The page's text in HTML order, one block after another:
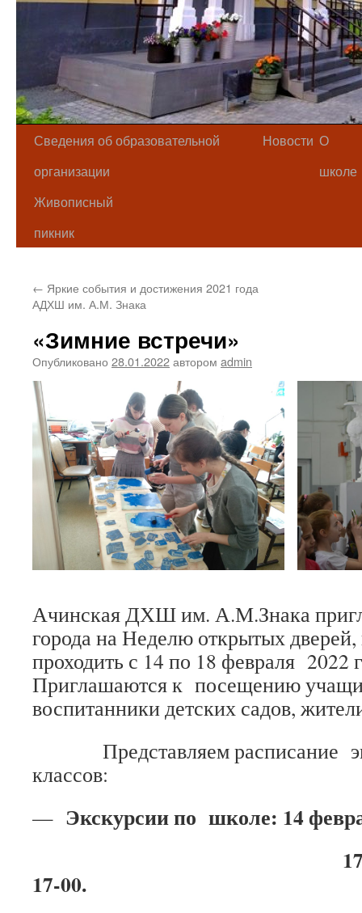
Сведения об образовательной
организации
Новости О
школе
Живописный
пикник
← Яркие события и достижения 2021 года
АДХШ им. А.М. Знака
«Зимние встречи»
Опубликовано 28.01.2022автором admin
Ачинская ДХШ им. А.М.Знака
города на Неделю открытых дверей,
проходить с 14 по 18 февраля 2022
Приглашаются к посещению
воспитанники детских садов,
Представляем расписание
классов:
— Экскурсии по школе: 14
17 февраля
17-00.